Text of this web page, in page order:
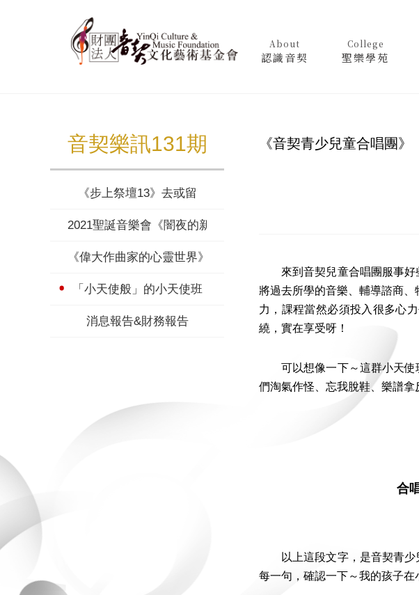
About
認識音契
College
聖樂學苑
音契樂訊131期
《步上祭壇13》去或留
2021聖誕音樂會《闇夜的新光》
《偉大作曲家的心靈世界》德弗乍克 (上)
「小天使般」的小天使班
消息報告&財務報告
《音契青少兒童合唱團》
來到音契兒童合唱團服事好
將過去所學的音樂、輔導諮商
力，課程當然必須投入很多心
繞，實在享受呀！
可以想像一下～這群小天使
們淘氣作怪、忘我脫鞋、樂譜
合
以上這段文字，是音契青少
每一句，確認一下～我的孩子